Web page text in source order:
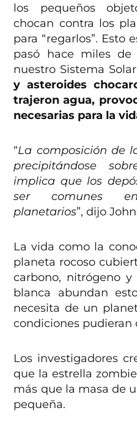
los pequeños
chocan contra los
para “regarlos”. Esto
pasó hace miles
nuestro Sistema
y asteroides
trajeron agua,
necesarias para la
“La composición de
precipitándose
implica que los
ser comunes
planetarios”, dijo
La vida como la
planeta rocoso
carbono, nitrógeno
blanca abundan
necesita de un
condiciones pudieran
Los investigadores
que la estrella
más que la masa de
pequeña.